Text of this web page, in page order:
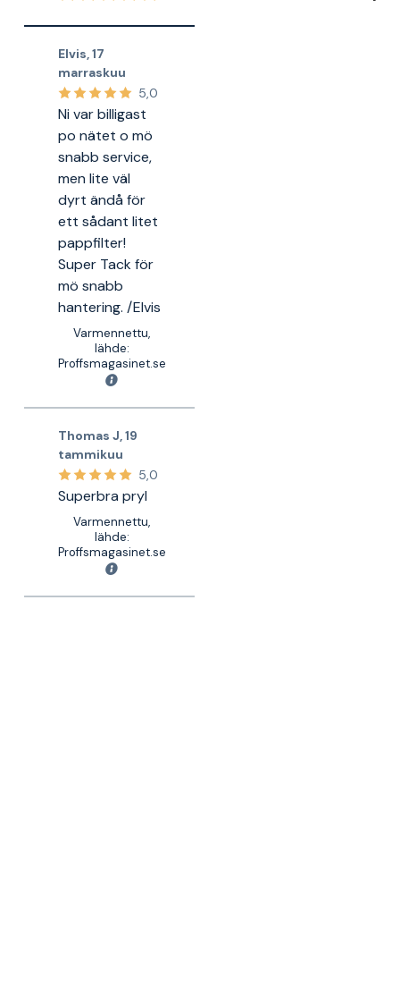
Elvis,17
marraskuu
5,0
Ni var billigast
po nätet o mö
snabb service,
men lite väl
dyrt ändå för
ett sådant litet
pappfilter!
Super Tack för
mö snabb
hantering. /Elvis
Varmennettu,
lähde:
Proffsmagasinet.se
Thomas J,19
tammikuu
5,0
Superbra pryl
Varmennettu,
lähde:
Proffsmagasinet.se